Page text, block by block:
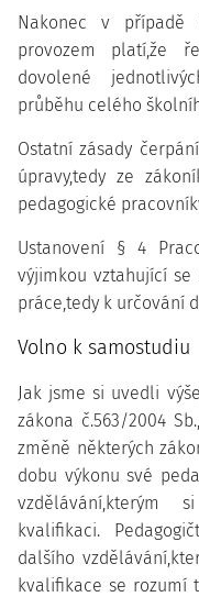
Nakonec v případě
provozem platí,že
dovolené
průběhu celého
Ostatní zásady
úpravy,tedy ze
pedagogické
Ustanovení § 4
výjimkou vztahující se
práce,tedy k určování
Volno k samostudiu
Jak jsme si uvedli
zákona č.563/2004
změně některých
dobu výkonu své
vzdělávání,kterým
kvalifikaci.
dalšího
kvalifikace se rozumí